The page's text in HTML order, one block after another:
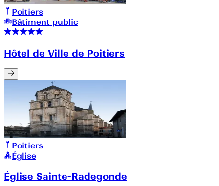
Poitiers
Bâtiment public
Hôtel de Ville de Poitiers
Poitiers
Église
Église Sainte-Radegonde